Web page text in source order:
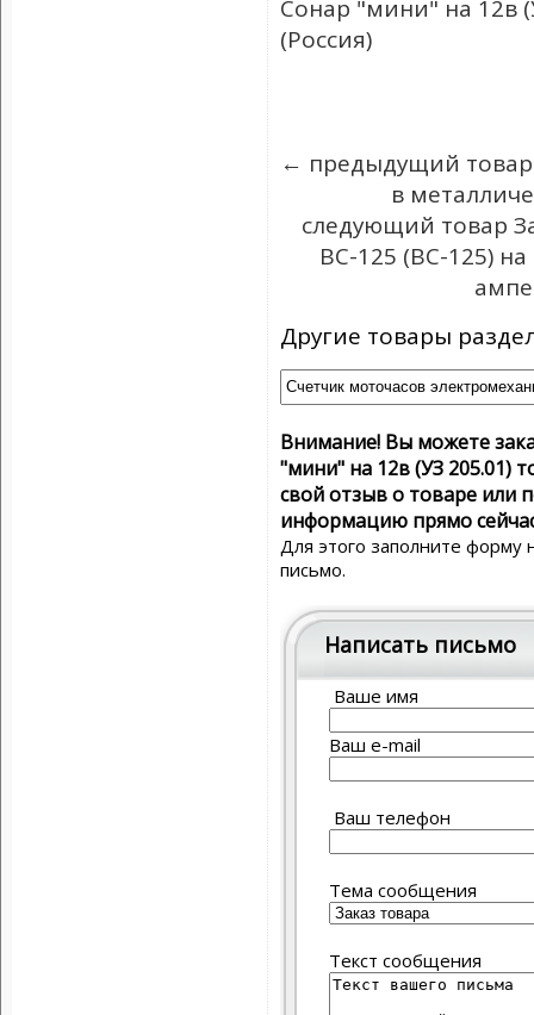
Сонар "мини" на 12в
(Россия)
← предыдущий товар
в
следующий товар
BC-125 (ВС-125)
Другие товары
Внимание! Вы можете
"мини" на 12в (УЗ 205.01)
свой отзыв о товаре или
информацию прямо
Для этого заполните форму
письмо.
Написать письмо
Ваше имя
Ваш e-mail
Ваш телефон
Тема сообщения
Текст сообщения